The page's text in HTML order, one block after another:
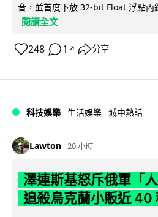
音，並首度下放 32-bit Float 浮點內
閱讀全文
248 1 ↗ 分享
科技娛樂 生活娛樂 城中熱話
Lawton 20 小時
澤連斯基怒斥俄軍「
追殺烏克蘭小販近 40